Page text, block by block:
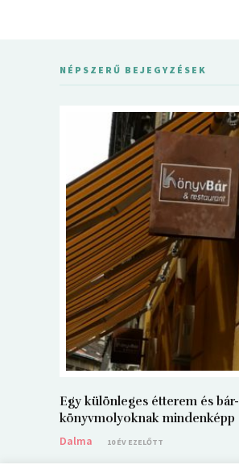
NÉPSZERŰ BEJEGYZÉSEK
Egy különleges étterem és bár-
könyvmolyoknak mindenképp
Dalma
10 ÉV EZELŐTT